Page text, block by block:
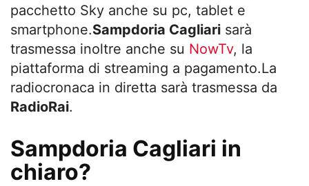
pacchetto Sky anche su pc, tablet e
smartphone.Sampdoria Cagliari sarà
trasmessa inoltre anche su NowTv, la
piattaforma di streaming a pagamento.La
radiocronaca in diretta sarà trasmessa da
RadioRai.
Sampdoria Cagliari in
chiaro?